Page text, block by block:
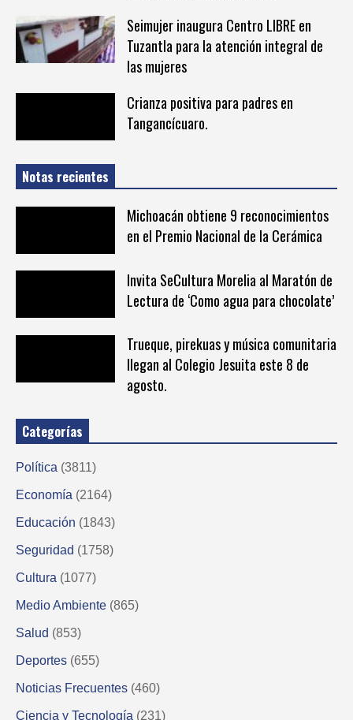
Seimujer inaugura Centro LIBRE en
Tuzantla para la atención integral de
las mujeres
Crianza positiva para padres en
Tangancícuaro.
Notas recientes
Michoacán obtiene 9 reconocimientos
en el Premio Nacional de la Cerámica
Invita SeCultura Morelia al Maratón de
Lectura de ‘Como agua para chocolate’
Trueque, pirekuas y música comunitaria
llegan al Colegio Jesuita este 8 de
agosto.
Categorías
Política (3811)
Economía (2164)
Educación (1843)
Seguridad (1758)
Cultura (1077)
Medio Ambiente (865)
Salud (853)
Deportes (655)
Noticias Frecuentes (460)
Ciencia y Tecnología (231)